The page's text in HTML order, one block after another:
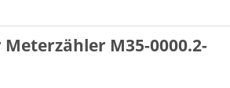
M35-0000.2-